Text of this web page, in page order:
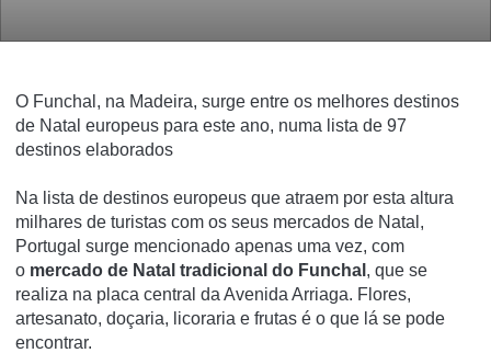
O Funchal, na Madeira, surge entre os melhores destinos
de Natal europeus para este ano, numa lista de 97
destinos elaborados
Na lista de destinos europeus que atraem por esta altura
milhares de turistas com os seus mercados de Natal,
Portugal surge mencionado apenas uma vez, com
o mercado de Natal tradicional do Funchal , que se
realiza na placa central da Avenida Arriaga. Flores,
artesanato, doçaria, licoraria e frutas é o que lá se pode
encontrar.